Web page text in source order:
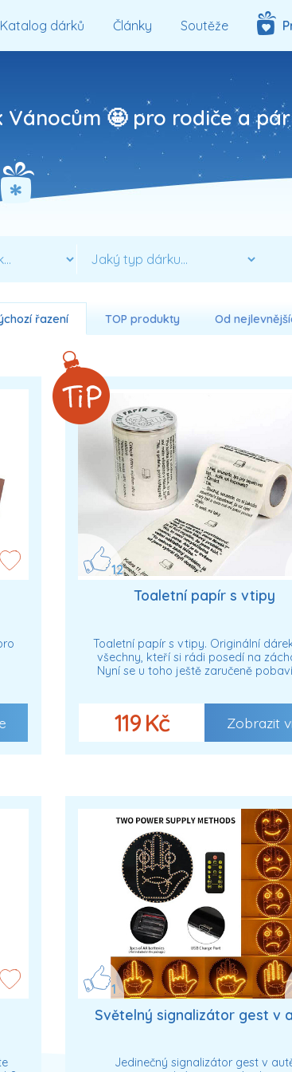
Katalog dárků Články Soutěže
🤩 pro rodiče a
řazení TOP produkty Od
12
Toaletní papír s vtipy
Toaletní papír s vtipy. Originální
všechny, kteří si rádi posedí na
Nyní se u toho ještě zaručeně
119 Kč Zobrazit
1
Světelný signalizátor gest v
Jedinečný signalizátor gest v